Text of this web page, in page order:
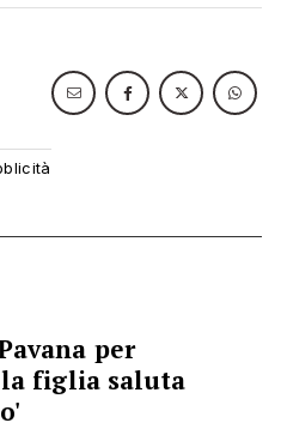
per
la figlia saluta